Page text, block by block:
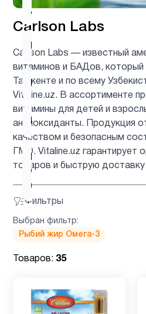
Carlson Labs
Carlson Labs — известный
витаминов и БАДов, который
Ташкенте и по всему
Vitaline.uz. В ассортименте
витамины для детей и
антиоксиданты. Продукция
качеством и безопасным
ГМО. Vitaline.uz гарантирует
товаров и быструю доставку
Фильтры
детей
Клетчатка 1
Кожа 10
Q10
(CoQ10)
Лецитин 2
Лидеры
Магний 8
Выбран фильтр:
Рыбий жир Омега-3
Товаров: 35